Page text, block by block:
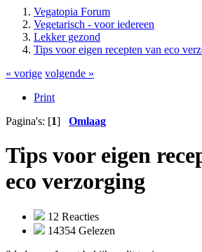
Vegatopia Forum
Vegetarisch - voor iedereen
Lekker gezond
Tips voor eigen recepten van eco
« vorige volgende »
Print
Pagina's: [1] Omlaag
Tips voor eigen
eco verzorging
12 Reacties
14354 Gelezen